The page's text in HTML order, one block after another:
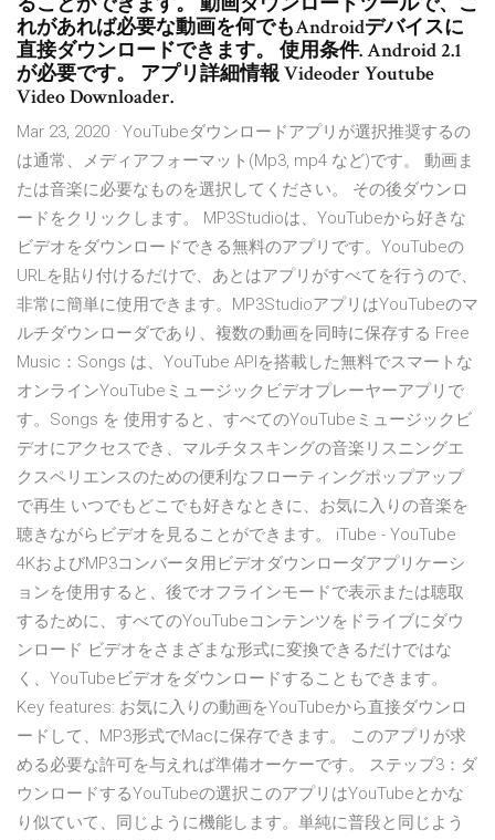
れがあれば必要な動画を何でもAndroidデバイスに
直接ダウンロードできます。 使用条件. Android 2.1
が必要です。 アプリ詳細情報 Videoder Youtube
Video Downloader.
Mar 23, 2020 · YouTubeダウンロードアプリが選択推奨するの
は通常、メディアフォーマット(Mp3, mp4 など)です。 動画ま
たは音楽に必要なものを選択してください。 その後ダウンロ
ードをクリックします。 MP3Studioは、YouTubeから好きな
ビデオをダウンロードできる無料のアプリです。YouTubeの
URLを貼り付けるだけで、あとはアプリがすべてを行うので、
非常に簡単に使用できます。MP3StudioアプリはYouTubeのマ
ルチダウンローダであり、複数の動画を同時に保存する Free
Music：Songs は、YouTube APIを搭載した無料でスマートな
オンラインYouTubeミュージックビデオプレーヤーアプリで
す。Songs を 使用すると、すべてのYouTubeミュージックビ
デオにアクセスでき、マルチタスキングの音楽リスニングエ
クスペリエンスのための便利なフローティングポップアップ
で再生 いつでもどこでも好きなときに、お気に入りの音楽を
聴きながらビデオを見ることができます。 iTube - YouTube
4KおよびMP3コンバータ用ビデオダウンローダアプリケーシ
ョンを使用すると、後でオフラインモードで表示または聴取
するために、すべてのYouTubeコンテンツをドライブにダウ
ンロード ビデオをさまざまな形式に変換できるだけではな
く、YouTubeビデオをダウンロードすることもできます。
Key features: お気に入りの動画をYouTubeから直接ダウンロ
ードして、MP3形式でMacに保存できます。 このアプリが求
める必要な許可を与えれば準備オーケーです。 ステップ3：ダ
ウンロードするYouTubeの選択このアプリはYouTubeとかな
り似ていて、同じように機能します。単純に普段と同じよう